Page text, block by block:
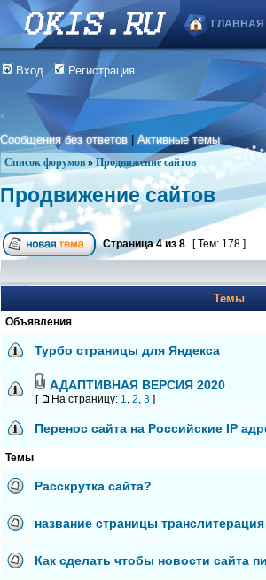
ГЛАВНАЯ
Вход Регистрация
Сообщения без ответов |Активные темы
Список форумов » Продвижение сайтов
Продвижение сайтов
Страница4из 8 [ Тем: 178 ]
Темы
Объявления
Турбо страницы для Яндекса
АДАПТИВНАЯ ВЕРСИЯ 2020
[ На страницу: 1, 2, 3 ]
Перенос сайта на Российские IP
Темы
Расскрутка сайта?
название страницы транслитерация
Как сделать чтобы новости сайта